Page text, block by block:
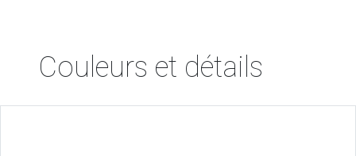
Couleurs et détails